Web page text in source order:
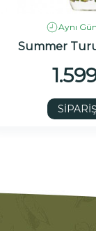
Aynı
Summer